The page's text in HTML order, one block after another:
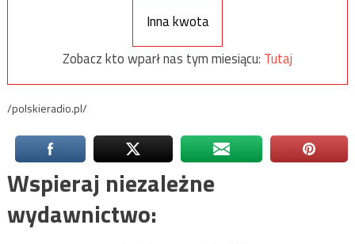
Inna kwota
Zobacz kto wparł nas tym miesiącu: Tutaj
/polskieradio.pl/
Wspieraj niezależne
wydawnictwo: